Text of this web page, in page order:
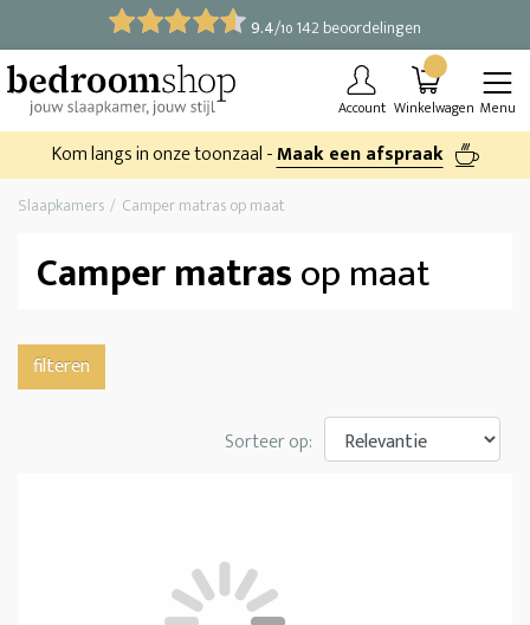
9.4/10 142 beoordelingen
Account Winkelwagen Menu
Kom langs in onze toonzaal -Maak een afspraak
Slaapkamers Camper matras op maat
Camper matrasop maat
filteren
Sorteer op: